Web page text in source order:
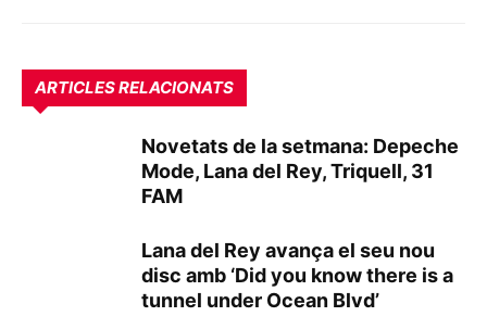
ARTICLES RELACIONATS
Novetats de la setmana: Depeche
Mode, Lana del Rey, Triquell, 31
FAM
Lana del Rey avança el seu nou
disc amb ‘Did you know there is a
tunnel under Ocean Blvd’